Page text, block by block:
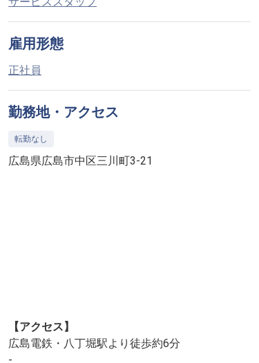
雇用形態
正社員
勤務地・アクセス
転勤なし
広島県広島市中区三川町3-21
【アクセス】
広島電鉄・八丁堀駅より徒歩約6分
-